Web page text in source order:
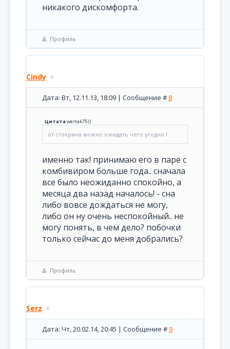
никакого дискомфорта.
Профиль
Cindy
Дата: Вт, 12.11.13, 18:09 | Сообщение # 8
Цитатаwertak75()
от стокрина можно ожидать чего угодно !
именно так! принимаю его в паре с
комбивиром больше года.. сначала
все было неожиданно спокойно, а
месяца два назад началось! - сна
либо вовсе дождаться не могу,
либо он ну очень неспокойный.. не
могу понять, в чем дело? побочки
только сейчас до меня добрались?
Профиль
Serz
Дата: Чт, 20.02.14, 20:45 | Сообщение #9